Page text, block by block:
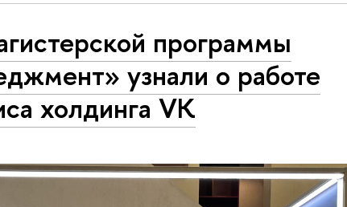
программы
узнали о работе
холдинга VK